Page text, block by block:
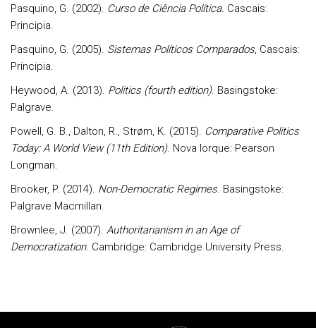
Pasquino, G. (2002). Curso de Ciência Política. Cascais:
Principia.
Pasquino, G. (2005). Sistemas Políticos Comparados, Cascais:
Principia.
Heywood, A. (2013). Politics (fourth edition). Basingstoke:
Palgrave.
Powell, G. B., Dalton, R., Strøm, K. (2015). Comparative Politics
Today: A World View (11th Edition). Nova Iorque: Pearson
Longman.
Brooker, P. (2014). Non-Democratic Regimes. Basingstoke:
Palgrave Macmillan.
Brownlee, J. (2007). Authoritarianism in an Age of
Democratization. Cambridge: Cambridge University Press.